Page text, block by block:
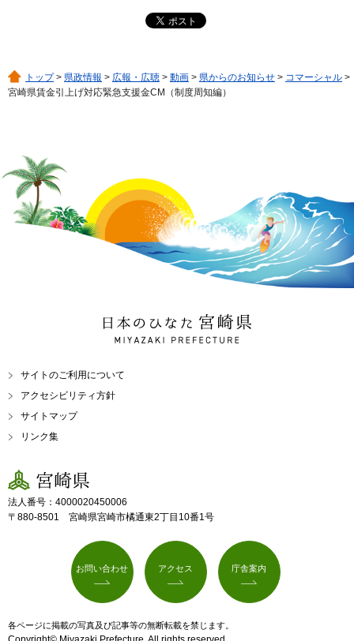
トップ> 県政情報 > 広報・広聴 > 動画 > 県からのお知らせ > コマーシャル >
宮崎県賃金引上げ対応緊急支援金CM（制度周知編）
日本のひなた 宮崎県
MIYAZAKI PREFECTURE
サイトのご利用について
アクセシビリティ方針
サイトマップ
リンク集
宮崎県
法人番号：4000020450006
〒880-8501 宮崎県宮崎市橘通東2丁目10番1号
お問い合わせ アクセス 庁舎案内
各ページに掲載の写真及び記事等の無断転載を禁じます。